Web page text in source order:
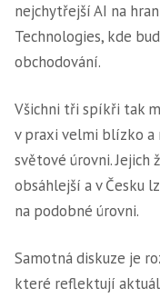
nejchytřejší AI na
Technologies, kde
obchodování.
Všichni tři spíkři tak
v praxi velmi blízko a
světové úrovni. Jejich
obsáhlejší a v Česku
na podobné úrovni.
Samotná diskuze je
které reflektují